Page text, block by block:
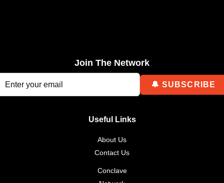
Join The Network
Useful Links
About Us
Contact Us
Conclave